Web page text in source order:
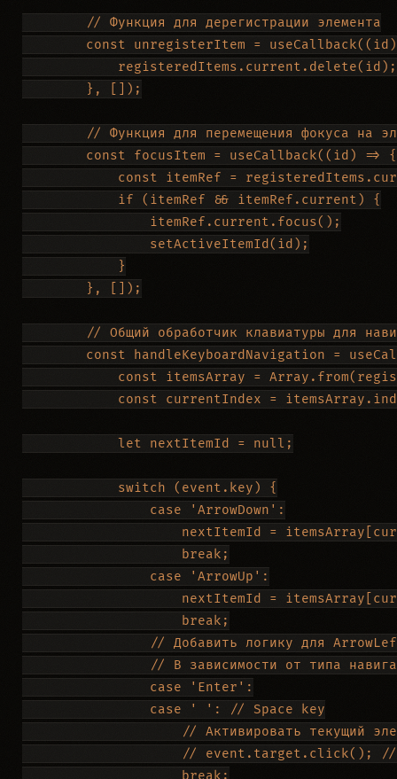
        // Функция для дерегистрации элемента
const unregisterItem =
            registeredItems.current.delete(id);
        }, []);
// Функция для перемещения фокуса на
        const focusItem = useCallback((id) => {
const itemRef =
            if (itemRef && itemRef.current) {
                itemRef.current.focus();
                setActiveItemId(id);
            }
        }, []);
// Общий обработчик клавиатуры для
const handleKeyboardNavigation =
const itemsArray =
const currentIndex =
            let nextItemId = null;
            switch (event.key) {
                case 'ArrowDown':
nextItemId =
                    break;
                case 'ArrowUp':
nextItemId =
                    break;
// Добавить логику для
// В зависимости от типа
                case 'Enter':
                case ' ': // Space key
// Активировать текущий
// event.target.click();
                    break;